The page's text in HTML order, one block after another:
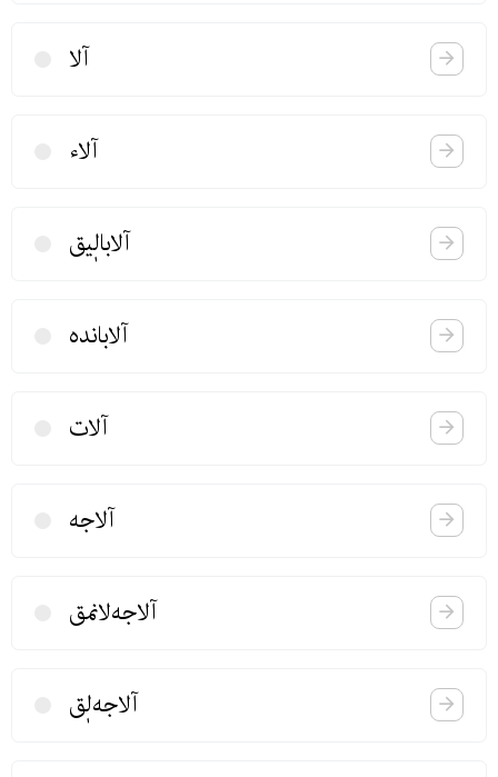
آلا
آلاء
آلابالٖیق
آلابانده
آلات
آلاجه
آلاجەلانمق
آلاجه‌لٖق